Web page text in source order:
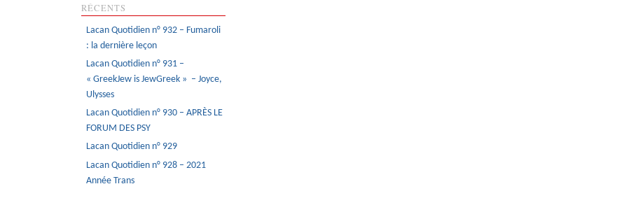
RÉCENTS
Lacan Quotidien n° 932 – Fumaroli
: la dernière leçon
Lacan Quotidien n° 931 –
« GreekJew is JewGreek » – Joyce,
Ulysses
Lacan Quotidien n° 930 – APRÈS LE
FORUM DES PSY
Lacan Quotidien n° 929
Lacan Quotidien n° 928 – 2021
Année Trans